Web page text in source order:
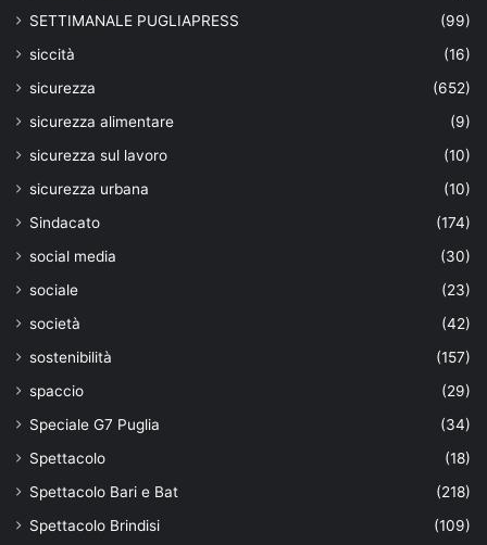
SETTIMANALE PUGLIAPRESS
(99)
siccità
(16)
sicurezza
(652)
sicurezza alimentare
(9)
sicurezza sul lavoro
(10)
sicurezza urbana
(10)
Sindacato
(174)
social media
(30)
sociale
(23)
società
(42)
sostenibilità
(157)
spaccio
(29)
Speciale G7 Puglia
(34)
Spettacolo
(18)
Spettacolo Bari e Bat
(218)
Spettacolo Brindisi
(109)